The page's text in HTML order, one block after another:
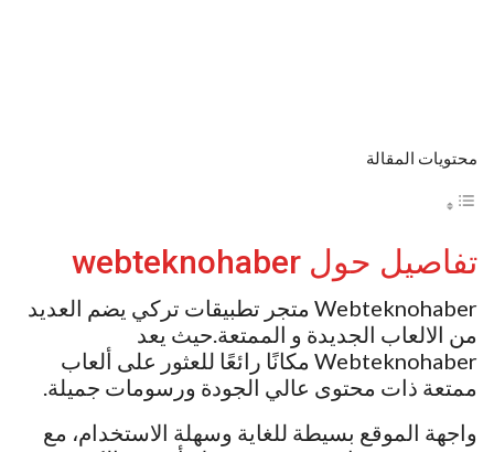
محتويات المقالة
تفاصيل حول webteknohaber
Webteknohaber متجر تطبيقات تركي يضم العديد
من الالعاب الجديدة و الممتعة.حيث يعد
Webteknohaber مكانًا رائعًا للعثور على ألعاب
ممتعة ذات محتوى عالي الجودة ورسومات جميلة.
واجهة الموقع بسيطة للغاية وسهلة الاستخدام، مع